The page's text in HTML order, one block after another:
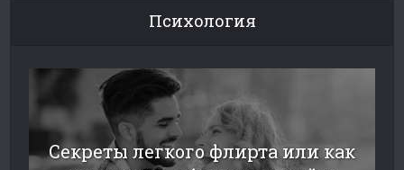
Психология
Секреты легкого флирта или как